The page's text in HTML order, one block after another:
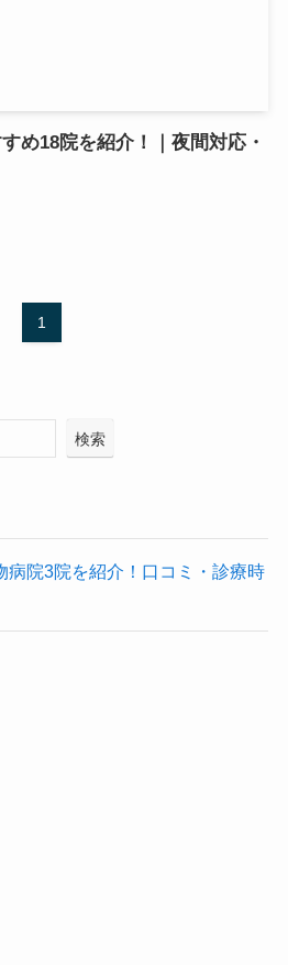
め18院を紹介！｜夜間対応・
1
検索
病院3院を紹介！口コミ・診療時